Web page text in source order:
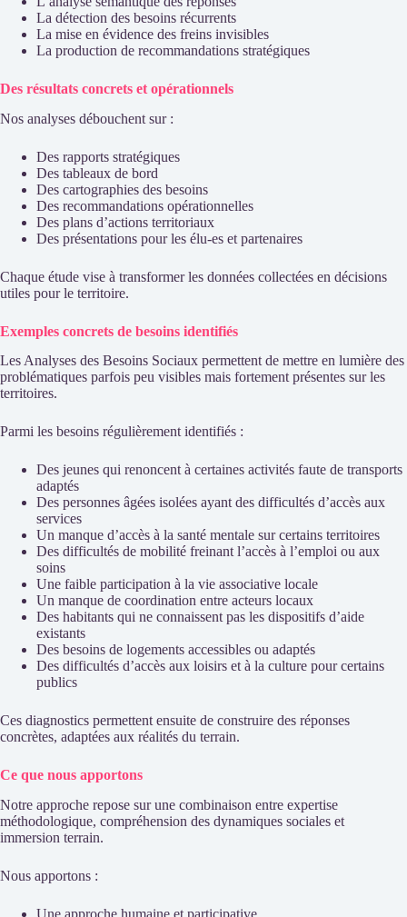
La détection des besoins récurrents
La mise en évidence des freins invisibles
La production de recommandations stratégiques
Des résultats concrets et opérationnels
Nos analyses débouchent sur :
Des rapports stratégiques
Des tableaux de bord
Des cartographies des besoins
Des recommandations opérationnelles
Des plans d’actions territoriaux
Des présentations pour les élu-es et partenaires
Chaque étude vise à transformer les données collectées en décisions
utiles pour le territoire.
Exemples concrets de besoins identifiés
Les Analyses des Besoins Sociaux permettent de mettre en lumière des
problématiques parfois peu visibles mais fortement présentes sur les
territoires.
Parmi les besoins régulièrement identifiés :
Des jeunes qui renoncent à certaines activités faute de transports
adaptés
Des personnes âgées isolées ayant des difficultés d’accès aux
services
Un manque d’accès à la santé mentale sur certains territoires
Des difficultés de mobilité freinant l’accès à l’emploi ou aux
soins
Une faible participation à la vie associative locale
Un manque de coordination entre acteurs locaux
Des habitants qui ne connaissent pas les dispositifs d’aide
existants
Des besoins de logements accessibles ou adaptés
Des difficultés d’accès aux loisirs et à la culture pour certains
publics
Ces diagnostics permettent ensuite de construire des réponses
concrètes, adaptées aux réalités du terrain.
Ce que nous apportons
Notre approche repose sur une combinaison entre expertise
méthodologique, compréhension des dynamiques sociales et
immersion terrain.
Nous apportons :